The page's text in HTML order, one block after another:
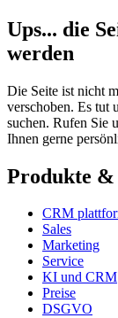
Ups... die
werden
Die Seite ist nicht
verschoben. Es tut
suchen. Rufen Sie
Ihnen gerne
Produkte &
CRM
Sales
Marketing
Service
KI und CRM
Preise
DSGVO